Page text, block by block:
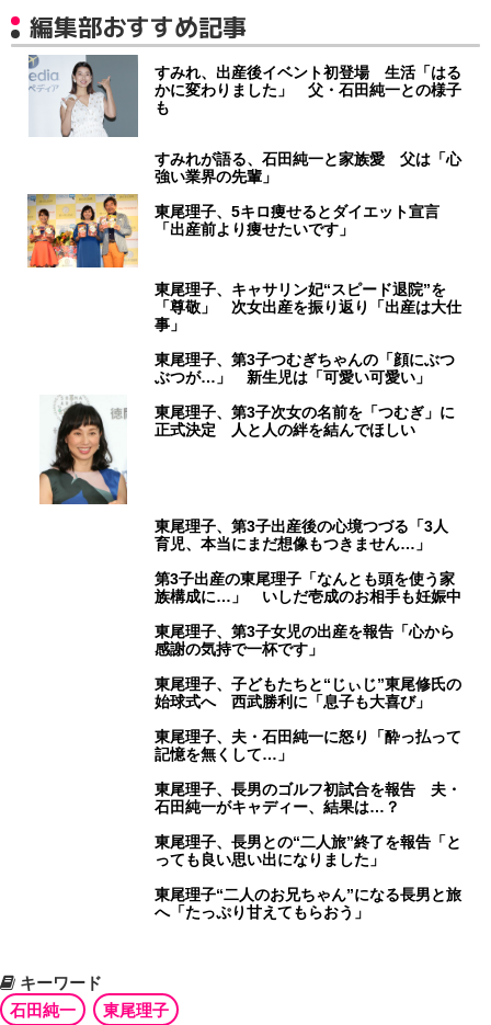
編集部おすすめ記事
すみれ、出産後イベント初登場 生活「はる
かに変わりました」 父・石田純一との様子
も
すみれが語る、石田純一と家族愛 父は「心
強い業界の先輩」
東尾理子、5キロ痩せるとダイエット宣言
「出産前より痩せたいです」
東尾理子、キャサリン妃“スピード退院”を
「尊敬」 次女出産を振り返り「出産は大仕
事」
東尾理子、第3子つむぎちゃんの「顔にぶつ
ぶつが…」 新生児は「可愛い可愛い」
東尾理子、第3子次女の名前を「つむぎ」に
正式決定 人と人の絆を結んでほしい
東尾理子、第3子出産後の心境つづる「3人
育児、本当にまだ想像もつきません…」
第3子出産の東尾理子「なんとも頭を使う家
族構成に…」 いしだ壱成のお相手も妊娠中
東尾理子、第3子女児の出産を報告「心から
感謝の気持で一杯です」
東尾理子、子どもたちと“じぃじ”東尾修氏の
始球式へ 西武勝利に「息子も大喜び」
東尾理子、夫・石田純一に怒り「酔っ払って
記憶を無くして…」
東尾理子、長男のゴルフ初試合を報告 夫・
石田純一がキャディー、結果は…？
東尾理子、長男との“二人旅”終了を報告「と
っても良い思い出になりました」
東尾理子“二人のお兄ちゃん”になる長男と旅
へ「たっぷり甘えてもらおう」
キーワード
石田純一
東尾理子